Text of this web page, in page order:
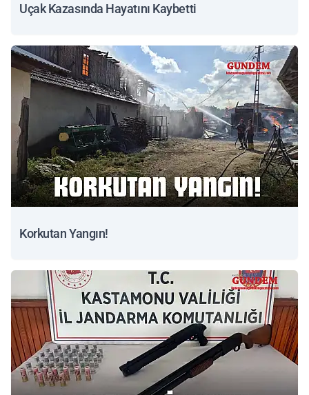
Uçak Kazasında Hayatını Kaybetti
Korkutan Yangın!